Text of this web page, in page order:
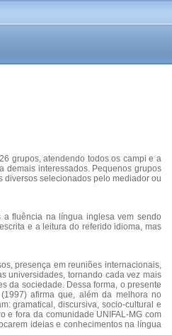
grupos, atendendo todos os campi e a
demais interessados. Pequenos grupos
diversos selecionados pelo mediador ou
fluência na língua inglesa vem sendo
e a leitura do referido idioma, mas
presença em reuniões internacionais,
universidades, tornando cada vez mais
da sociedade. Dessa forma, o presente
afirma que, além da melhora no
gramatical, discursiva, socio-cultural e
e fora da comunidade UNIFAL-MG com
ideias e conhecimentos na língua